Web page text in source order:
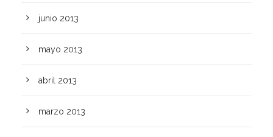
junio 2013
mayo 2013
abril 2013
marzo 2013